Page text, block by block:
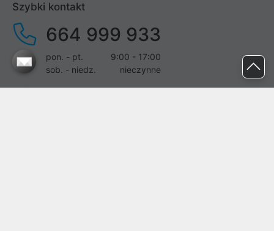
Szybki kontakt
664 999 933
pon. - pt.
9:00 - 17:00
sob. - niedz.
nieczynne